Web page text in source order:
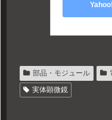
部品・モジュール
実体顕微鏡